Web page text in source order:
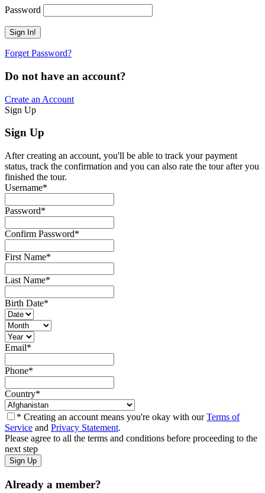
Password
Forget Password?
Do not have an account?
Create an Account
Sign Up
Sign Up
After creating an account, you'll be able to track your payment
status, track the confirmation and you can also rate the tour after you
finished the tour.
Username*
Password*
Confirm Password*
First Name*
Last Name*
Birth Date*
Email*
Phone*
Country*
* Creating an account means you're okay with ourTerms of
Service and Privacy Statement.
Please agree to all the terms and conditions before proceeding to the
next step
Already a member?